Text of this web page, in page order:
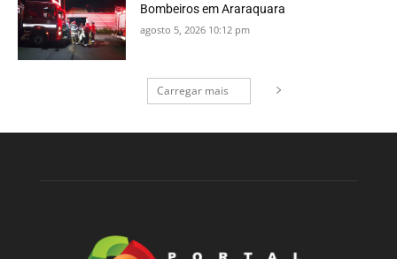
Bombeiros em Araraquara
agosto 5, 2026 10:12 pm
Carregar mais